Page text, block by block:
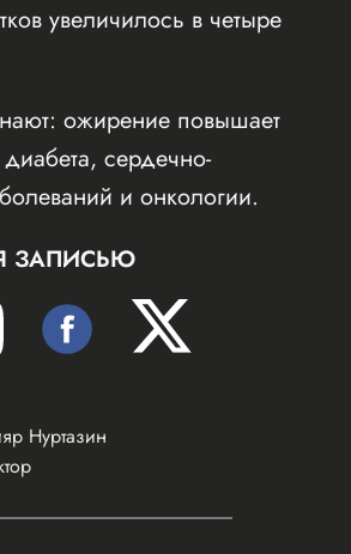
увеличилось в четыре
ожирение повышает
сердечно-
и онкологии.
ЗАПИСЬЮ
Нуртазин